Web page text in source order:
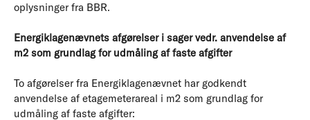
oplysninger fra BBR.
Energiklagenævnets afgørelser i sager vedr. anvendelse af
m2 som grundlag for udmåling af faste afgifter
To afgørelser fra Energiklagenævnet har godkendt
anvendelse af etagemeterareal i m2 som grundlag for
udmåling af faste afgifter: